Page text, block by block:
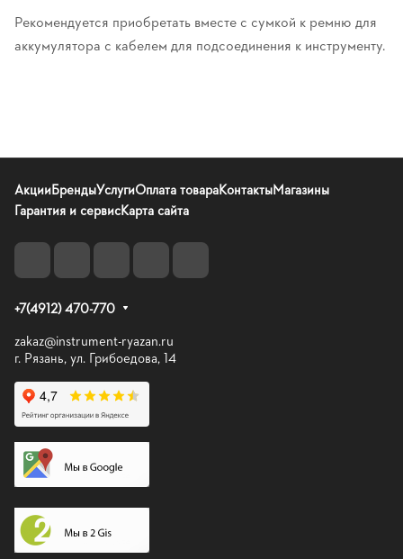
Рекомендуется приобретать вместе с сумкой к ремню для
аккумулятора с кабелем для подсоединения к инструменту.
АкцииБрендыУслугиОплата товараКонтактыМагазины
Гарантия и сервисКарта сайта
+7(4912) 470-770
zakaz@instrument-ryazan.ru
г. Рязань, ул. Грибоедова, 14